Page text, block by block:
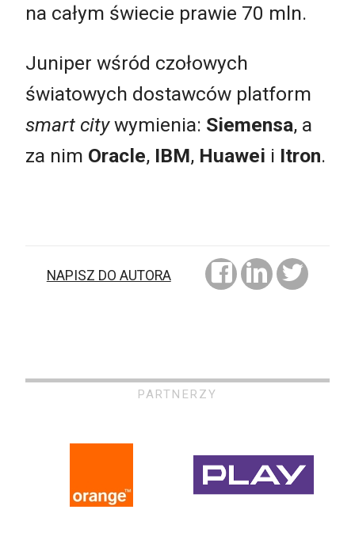
na całym świecie prawie 70 mln.
Juniper wśród czołowych
światowych dostawców platform
smart citywymienia: Siemensa, a
za nim Oracle, IBM, Huawei i Itron.
NAPISZ DO AUTORA
PARTNERZY